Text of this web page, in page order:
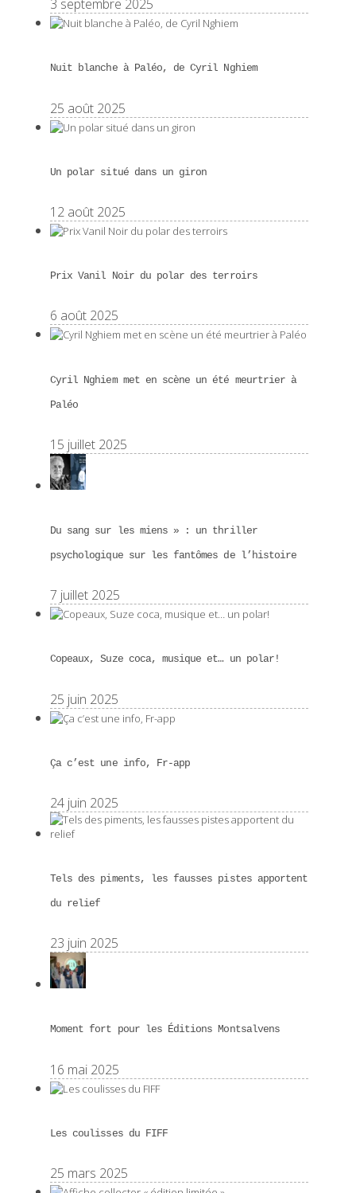
3 septembre 2025
Nuit blanche à Paléo, de Cyril Nghiem
25 août 2025
Un polar situé dans un giron
12 août 2025
Prix Vanil Noir du polar des terroirs
6 août 2025
Cyril Nghiem met en scène un été meurtrier à
Paléo
15 juillet 2025
Du sang sur les miens » : un thriller
psychologique sur les fantômes de l’histoire
7 juillet 2025
Copeaux, Suze coca, musique et… un polar!
25 juin 2025
Ça c’est une info, Fr-app
24 juin 2025
Tels des piments, les fausses pistes apportent
du relief
23 juin 2025
Moment fort pour les Éditions Montsalvens
16 mai 2025
Les coulisses du FIFF
25 mars 2025